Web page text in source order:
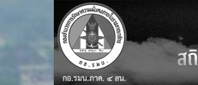
กอ.รมน.ภาค
4
สน.